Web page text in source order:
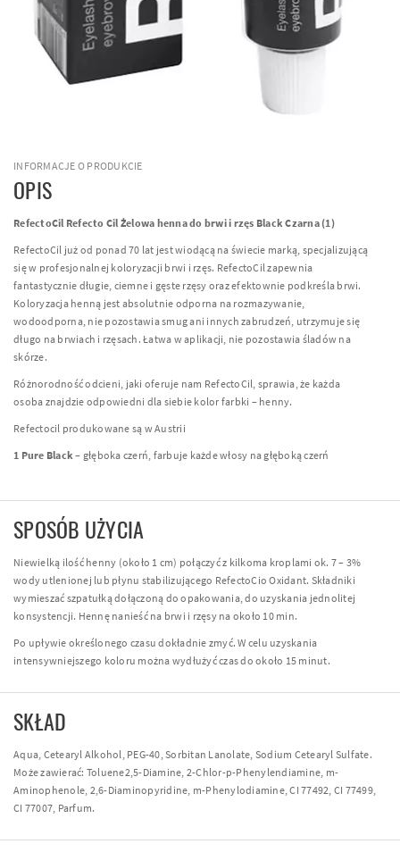
INFORMACJE O PRODUKCIE
OPIS
RefectoCil Refecto Cil Żelowa henna do brwi i rzęs Black Czarna (1)
RefectoCil już od ponad 70 lat jest wiodącą na świecie marką, specjalizującą
się w profesjonalnej koloryzacji brwi i rzęs. RefectoCil zapewnia
fantastycznie długie, ciemne i gęste rzęsy oraz efektownie podkreśla brwi.
Koloryzacja henną jest absolutnie odporna na rozmazywanie,
wodoodporna, nie pozostawia smug ani innych zabrudzeń, utrzymuje się
długo na brwiach i rzęsach. Łatwa w aplikacji, nie pozostawia śladów na
skórze.
Różnorodność odcieni, jaki oferuje nam RefectoCil, sprawia, że każda
osoba znajdzie odpowiedni dla siebie kolor farbki – henny.
Refectocil produkowane są w Austrii
1 Pure Black – głęboka czerń, farbuje każde włosy na głęboką czerń
SPOSÓB UŻYCIA
Niewielką ilość henny (około 1 cm) połączyć z kilkoma kroplami ok. 7 – 3%
wody utlenionej lub płynu stabilizującego RefectoCio Oxidant. Składniki
wymieszać szpatułką dołączoną do opakowania, do uzyskania jednolitej
konsystencji. Hennę nanieść na brwi i rzęsy na około 10 min.
Po upływie określonego czasu dokładnie zmyć. W celu uzyskania
intensywniejszego koloru można wydłużyć czas do około 15 minut.
SKŁAD
Aqua, Cetearyl Alkohol, PEG-40, Sorbitan Lanolate, Sodium Cetearyl Sulfate.
Może zawierać: Toluene2,5-Diamine, 2-Chlor-p-Phenylendiamine, m-
Aminophenole, 2,6-Diaminopyridine, m-Phenylodiamine, CI 77492, CI 77499,
CI 77007, Parfum.